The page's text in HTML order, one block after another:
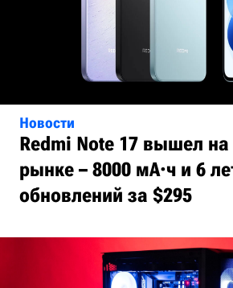
Новости
Redmi Note 17 вышел
рынке – 8000 мА·ч и 6
обновлений за $295